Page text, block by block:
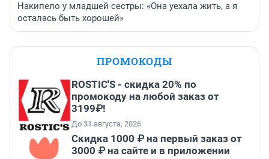
Накипело у младшей сестры: «Она уехала жить, а я
осталась быть хорошей»
ПРОМОКОДЫ
ROSTIC'S - скидка 20% по
промокоду на любой заказ от
3199₽!
До 31 августа, 2026
Скидка 1000 ₽ на первый заказ от
3000 ₽ на сайте и в приложении